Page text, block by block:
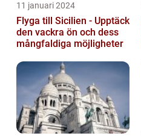
11 januari 2024
Flyga till Sicilien - Upptäck
den vackra ön och dess
mångfaldiga möjligheter